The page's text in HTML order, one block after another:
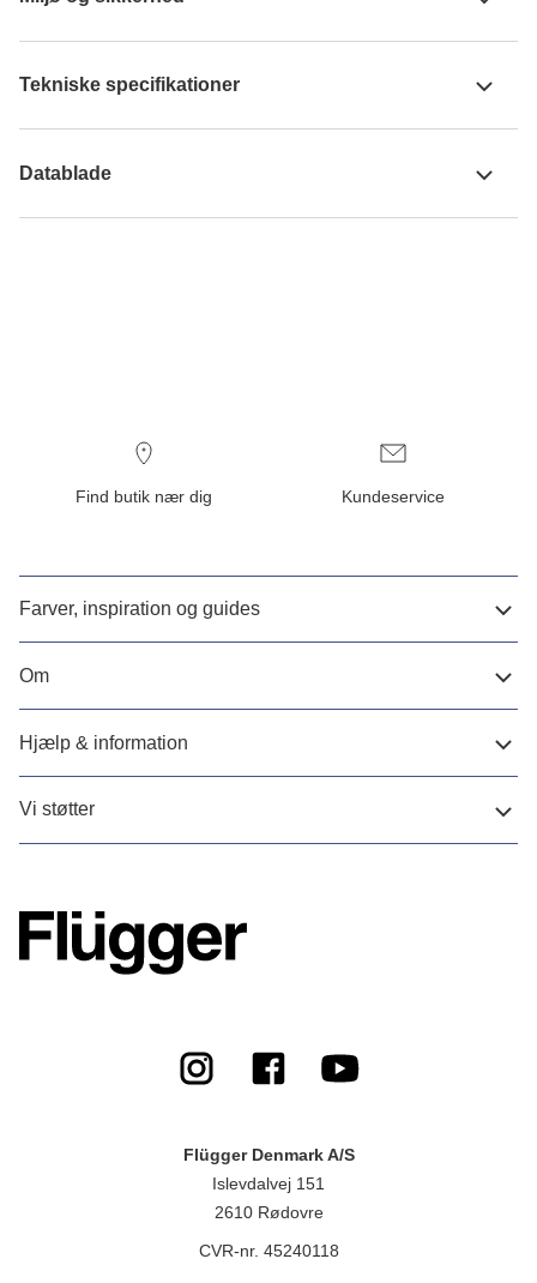
Tekniske specifikationer
Datablade
Find butik nær dig Kundeservice
Farver, inspiration og guides
Om
Hjælp & information
Vi støtter
Flügger Denmark A/S
Islevdalvej 151
2610 Rødovre
CVR-nr. 45240118